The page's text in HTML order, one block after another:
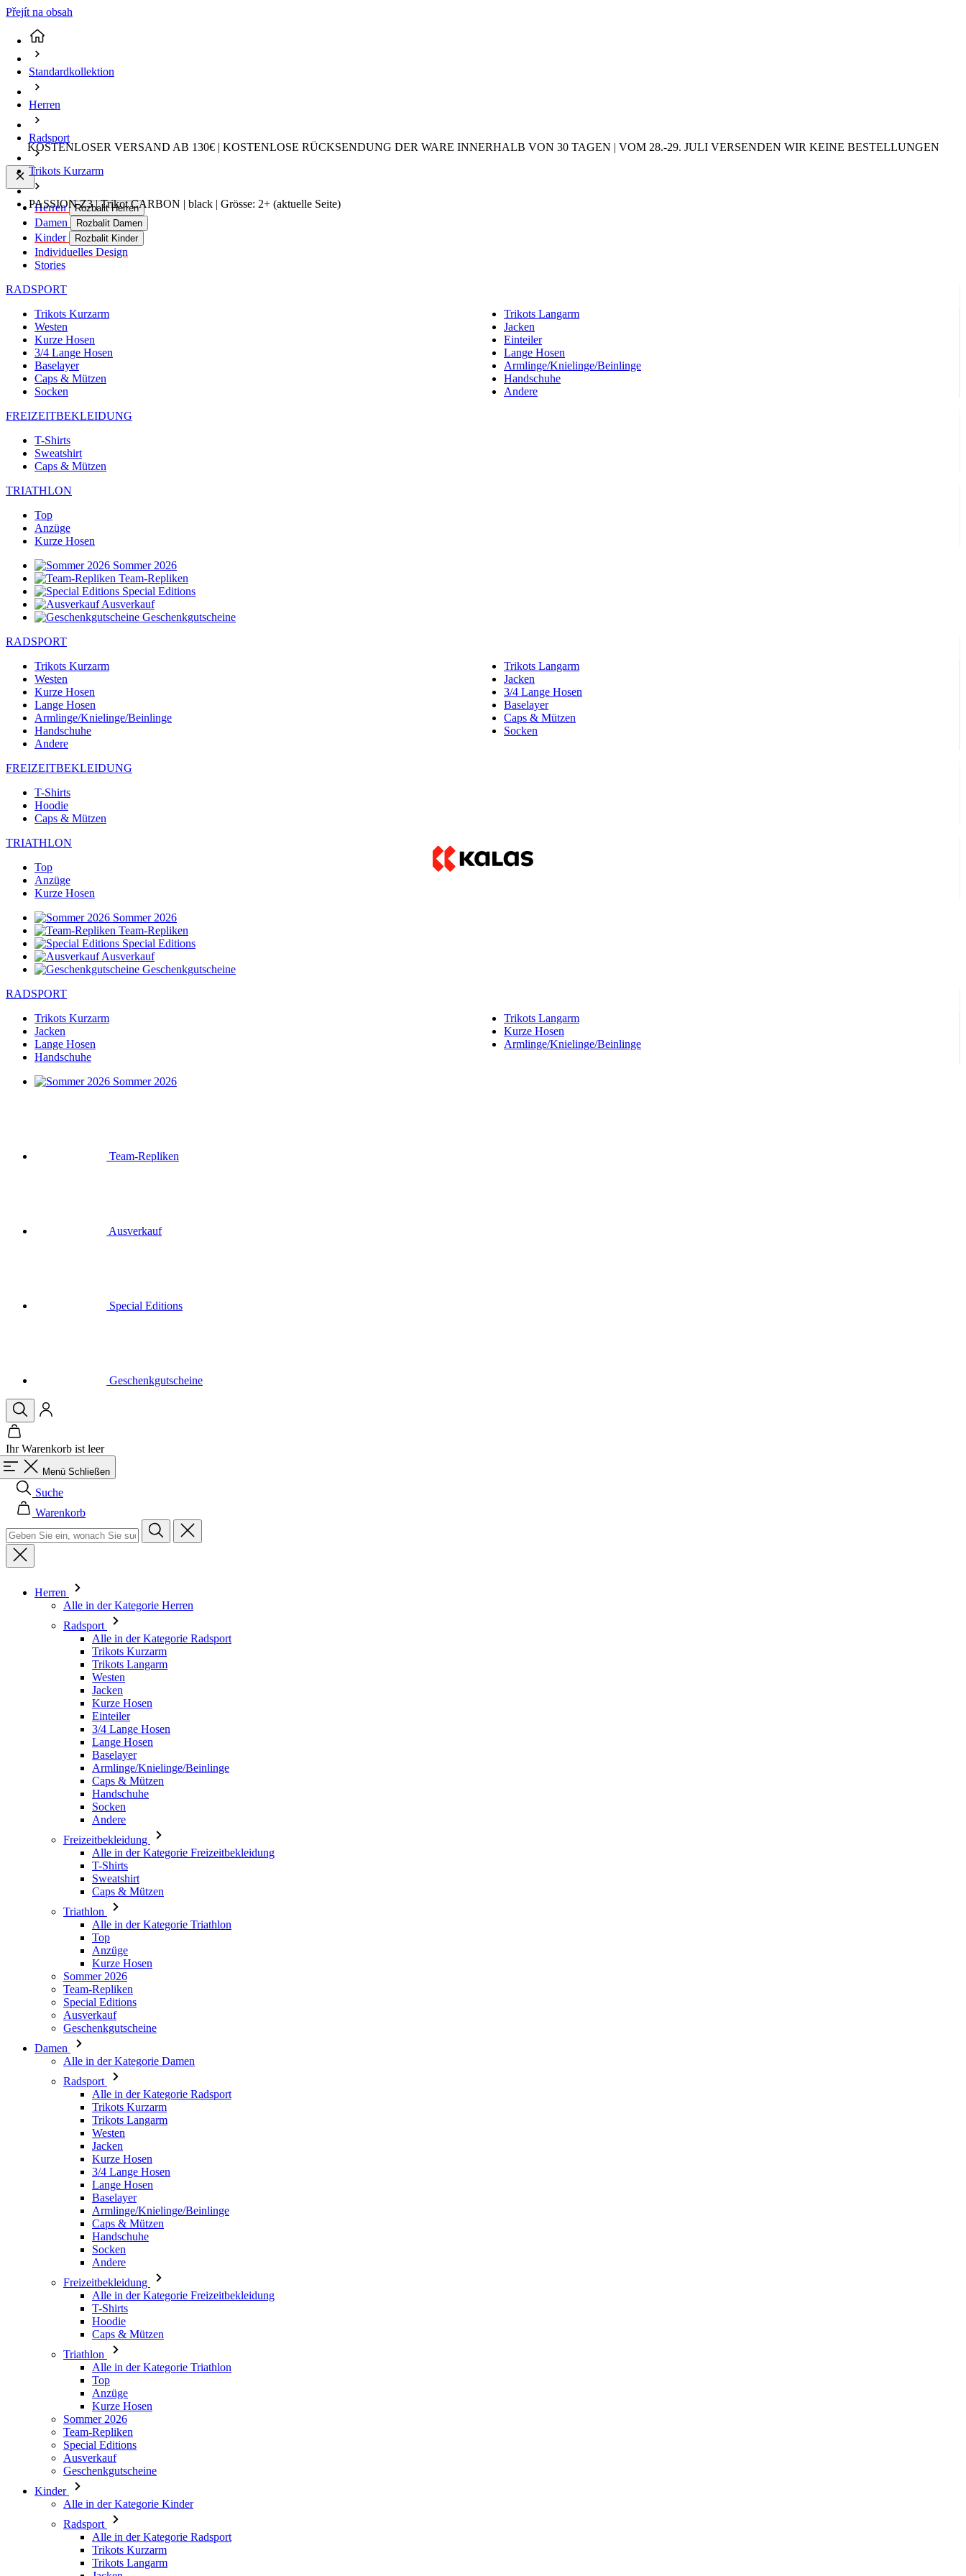
Přejít na obsah
KOSTENLOSER VERSAND AB 130€ | KOSTENLOSE RÜCKSENDUNG DER WARE INNERHALB VON 30 TAGEN | VOM 28.-29. JULI VERSENDEN WIR KEINE BESTELLUNGEN
Herren Rozbalit Herren
Damen Rozbalit Damen
Kinder Rozbalit Kinder
Individuelles Design
Stories
RADSPORT
Trikots Kurzarm
Trikots Langarm
Westen
Jacken
Kurze Hosen
Einteiler
3/4 Lange Hosen
Lange Hosen
Baselayer
Armlinge/Knielinge/Beinlinge
Caps & Mützen
Handschuhe
Socken
Andere
FREIZEITBEKLEIDUNG
T-Shirts
Sweatshirt
Caps & Mützen
TRIATHLON
Top
Anzüge
Kurze Hosen
Sommer 2026
Team-Repliken
Special Editions
Ausverkauf
Geschenkgutscheine
RADSPORT
Trikots Kurzarm
Trikots Langarm
Westen
Jacken
Kurze Hosen
3/4 Lange Hosen
Lange Hosen
Baselayer
Armlinge/Knielinge/Beinlinge
Caps & Mützen
Handschuhe
Socken
Andere
FREIZEITBEKLEIDUNG
T-Shirts
Hoodie
Caps & Mützen
TRIATHLON
Top
Anzüge
Kurze Hosen
Sommer 2026
Team-Repliken
Special Editions
Ausverkauf
Geschenkgutscheine
RADSPORT
Trikots Kurzarm
Trikots Langarm
Jacken
Kurze Hosen
Lange Hosen
Armlinge/Knielinge/Beinlinge
Handschuhe
Sommer 2026
Team-Repliken
Ausverkauf
Special Editions
Geschenkgutscheine
Ihr Warenkorb ist leer
Menü Schließen
Suche
Warenkorb
Herren
Alle in der Kategorie Herren
Radsport
Alle in der Kategorie Radsport
Trikots Kurzarm
Trikots Langarm
Westen
Jacken
Kurze Hosen
Einteiler
3/4 Lange Hosen
Lange Hosen
Baselayer
Armlinge/Knielinge/Beinlinge
Caps & Mützen
Handschuhe
Socken
Andere
Freizeitbekleidung
Alle in der Kategorie Freizeitbekleidung
T-Shirts
Sweatshirt
Caps & Mützen
Triathlon
Alle in der Kategorie Triathlon
Top
Anzüge
Kurze Hosen
Sommer 2026
Team-Repliken
Special Editions
Ausverkauf
Geschenkgutscheine
Damen
Alle in der Kategorie Damen
Radsport
Alle in der Kategorie Radsport
Trikots Kurzarm
Trikots Langarm
Westen
Jacken
Kurze Hosen
3/4 Lange Hosen
Lange Hosen
Baselayer
Armlinge/Knielinge/Beinlinge
Caps & Mützen
Handschuhe
Socken
Andere
Freizeitbekleidung
Alle in der Kategorie Freizeitbekleidung
T-Shirts
Hoodie
Caps & Mützen
Triathlon
Alle in der Kategorie Triathlon
Top
Anzüge
Kurze Hosen
Sommer 2026
Team-Repliken
Special Editions
Ausverkauf
Geschenkgutscheine
Kinder
Alle in der Kategorie Kinder
Radsport
Alle in der Kategorie Radsport
Trikots Kurzarm
Trikots Langarm
Standardkollektion
Herren
Radsport
Trikots Kurzarm
PASSION Z3 | Trikot CARBON | black | Grösse: 2+ (aktuelle Seite)